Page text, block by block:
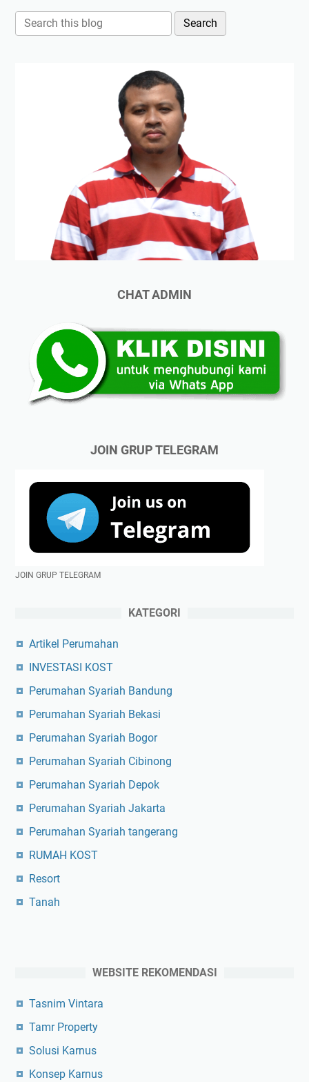
CHAT ADMIN
JOIN GRUP TELEGRAM
JOIN GRUP TELEGRAM
KATEGORI
Artikel Perumahan
INVESTASI KOST
Perumahan Syariah Bandung
Perumahan Syariah Bekasi
Perumahan Syariah Bogor
Perumahan Syariah Cibinong
Perumahan Syariah Depok
Perumahan Syariah Jakarta
Perumahan Syariah tangerang
RUMAH KOST
Resort
Tanah
WEBSITE REKOMENDASI
Tasnim Vintara
Tamr Property
Solusi Karnus
Konsep Karnus